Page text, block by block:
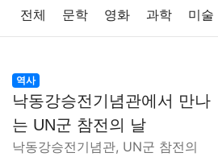
전체 문학 영화 과학 미술
보건 질병 가요 방송 일상
블록체인 결혼 육아 반려동물
역사
낙동강승전기념관에서 만나
는 UN군 참전의 날
낙동강승전기념관, UN군 참전의